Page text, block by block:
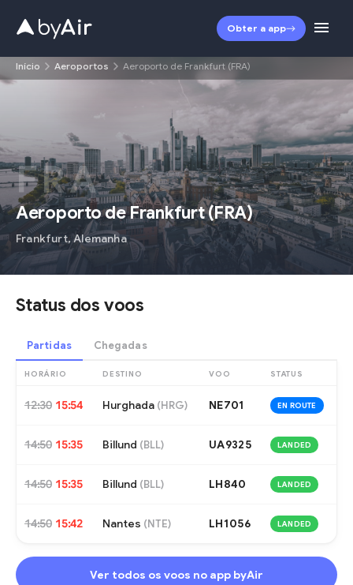
Obter a app
Início Aeroportos Aeroporto de Frankfurt (FRA)
FRA
Aeroporto de Frankfurt(FRA)
Frankfurt,Alemanha
Status dos voos
Partidas Chegadas
HORÁRIO DESTINO VOO STATUS
12:30 15:54 Hurghada (HRG) NE701 EN ROUTE
14:50 15:35 Billund (BLL) UA9325 LANDED
14:50 15:35 Billund (BLL) LH840 LANDED
14:50 15:42 Nantes (NTE) LH1056 LANDED
Ver todos os voos no app byAir